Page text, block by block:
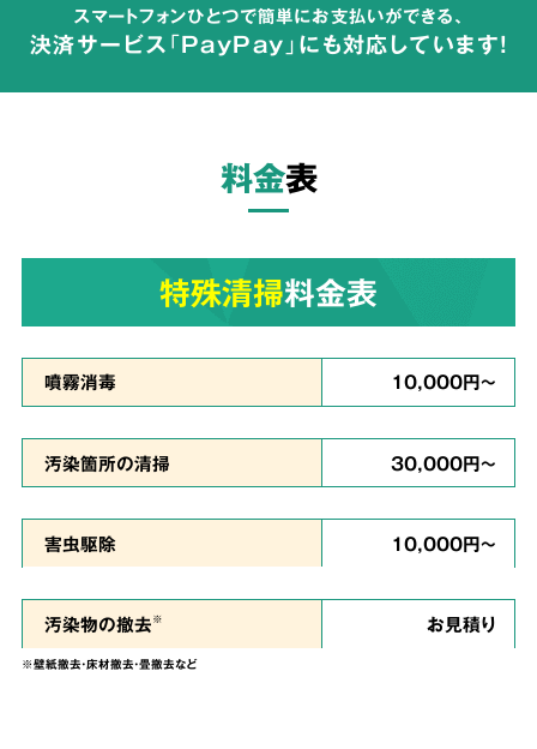
が広がらないよう配慮して体液や汚物の汚れを
ご依頼者様の気持ちに
対応
真心を
込めて対応
私たちは、
ご依頼者様のお気持ちに寄り添い、
いで誠心誠意を尽くして作業させていただきま
す。
スマートフォンひとつで簡単にお支払いができる、
決済サービス「PayPay」にも対応しています!
料金表
特殊清掃料金表
噴霧消毒 10,000円～
汚染箇所の清掃 30,000円～
害虫駆除 10,000円～
汚染物の撤去※ お見積り
※壁紙撤去・床材撤去・畳撤去など